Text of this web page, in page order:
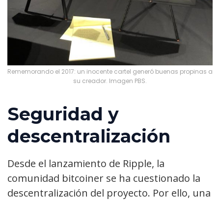
Rememorando el 2017: un inocente cartel generó buenas propinas a
su creador. Imagen PBS.
Seguridad y
descentralización
Desde el lanzamiento de Ripple, la
comunidad bitcoiner se ha cuestionado la
descentralización del proyecto. Por ello, una